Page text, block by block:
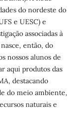
do nordeste do
e UESC) e
associadas à
então, do
nossos alunos de
aqui produtos das
destacando
do meio ambiente,
naturais e